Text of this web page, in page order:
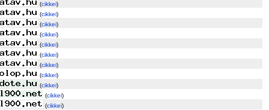
(cikkei)
(cikkei)
(cikkei)
(cikkei)
(cikkei)
(cikkei)
(cikkei)
(cikkei)
(cikkei)
(cikkei)
(cikkei)